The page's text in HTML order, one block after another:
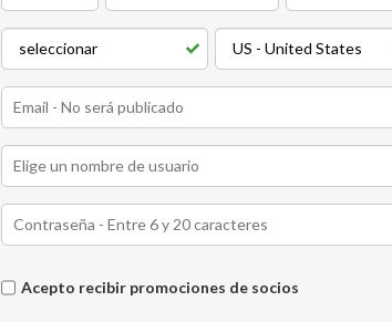
Pisanna3437 años
Ixtapalapa
Acepto recibir promociones de socios